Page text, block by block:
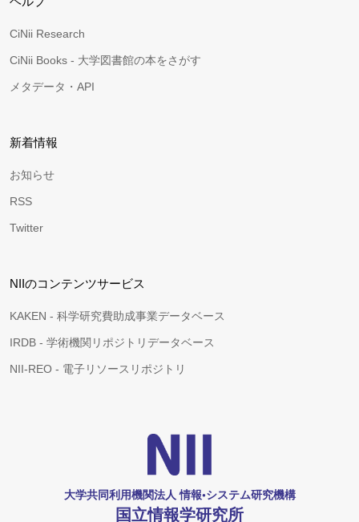
CiNii Research
CiNii Books - 大学図書館の本をさがす
メタデータ・API
新着情報
お知らせ
RSS
Twitter
NIIのコンテンツサービス
KAKEN - 科学研究費助成事業データベース
IRDB - 学術機関リポジトリデータベース
NII-REO - 電子リソースリポジトリ
大学共同利用機関法人 情報•システム研究機構
国立情報学研究所